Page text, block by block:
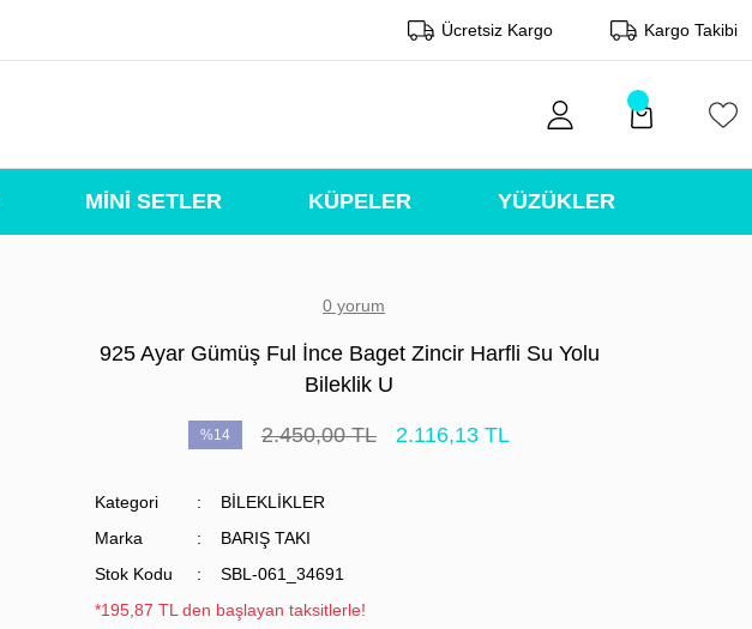
Ücretsiz Kargo Kargo Takibi
MİNİ SETLER KÜPELER YÜZÜKLER
0 yorum
925 Ayar Gümüş Ful İnce Baget Zincir Harfli Su Yolu
Bileklik U
%14 2.450,00 TL 2.116,13 TL
Kategori
BİLEKLİKLER
Marka
BARIŞ TAKI
Stok Kodu
SBL-061_34691
*195,87 TL den başlayan taksitlerle!